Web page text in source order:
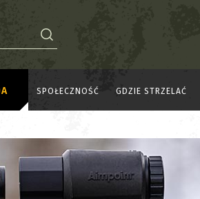
SPOŁECZNOŚĆ GDZIE STRZELAĆ